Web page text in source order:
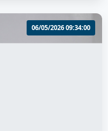
06/05/2026 09:34:00